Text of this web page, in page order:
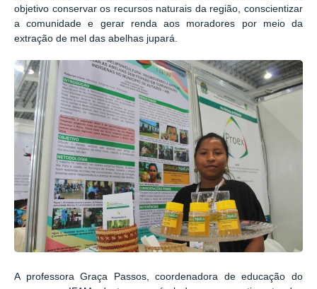
objetivo conservar os recursos naturais da região, conscientizar
a comunidade e gerar renda aos moradores por meio da
extração de mel das abelhas jupará.
A professora Graça Passos, coordenadora de educação do